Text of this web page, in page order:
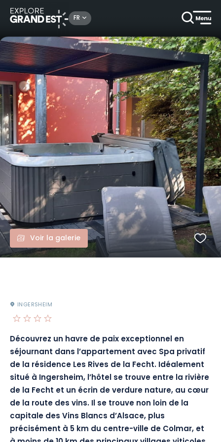
FR
Locations de vacances Appartement avec Spa privatif - Les Rives de la Fecht
Voir la galerie
INGERSHEIM
Découvrez un havre de paix exceptionnel en
séjournant dans l’appartement avec Spa privatif
de la résidence Les Rives de la Fecht. Idéalement
situé à Ingersheim, l’hôtel se trouve entre la rivière
de la Fecht et un écrin de verdure nature, au cœur
de la route des vins. Il se trouve non loin de la
capitale des Vins Blancs d’Alsace, plus
précisément à 5 km du centre-ville de Colmar, et